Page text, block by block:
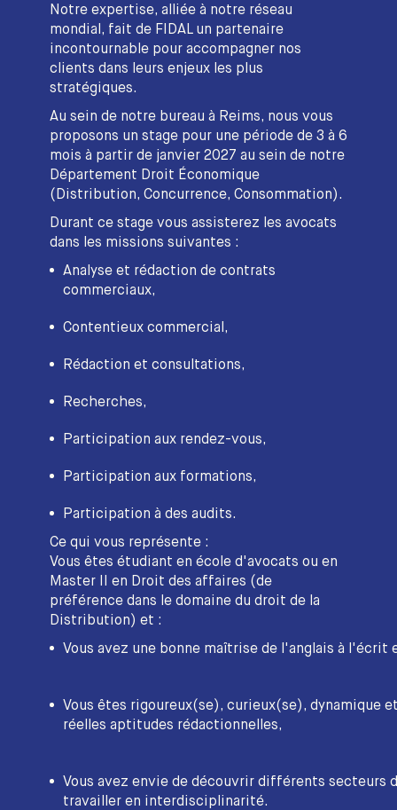
Notre expertise, alliée à notre réseau
mondial, fait de FIDAL un partenaire
incontournable pour accompagner nos
clients dans leurs enjeux les plus
stratégiques.
Au sein de notre bureau à Reims, nous vous
proposons un stage pour une période de 3 à 6
mois à partir de janvier 2027 au sein de notre
Département Droit Économique
(Distribution, Concurrence, Consommation).
Durant ce stage vous assisterez les avocats
dans les missions suivantes :
Analyse et rédaction de contrats
commerciaux,
Contentieux commercial,
Rédaction et consultations,
Recherches,
Participation aux rendez-vous,
Participation aux formations,
Participation à des audits.
Ce qui vous représente :
Vous êtes étudiant en école d'avocats ou en
Master II en Droit des affaires (de
préférence dans le domaine du droit de la
Distribution) et :
Vous avez une bonne maîtrise de l'anglais à l'écrit
Vous êtes rigoureux(se), curieux(se), dynamique
réelles aptitudes rédactionnelles,
Vous avez envie de découvrir différents secteurs
travailler en interdisciplinarité.